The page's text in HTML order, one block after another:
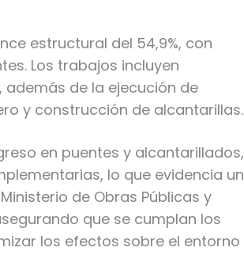
estructural del 54,9%, con
Los trabajos incluyen
de la ejecución de
y construcción de alcantarillas.
en puentes y alcantarillados,
lo que evidencia un
de Obras Públicas y
que se cumplan los
los efectos sobre el entorno